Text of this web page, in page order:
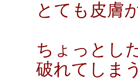
とても皮膚
ちょっとし
破れてしま